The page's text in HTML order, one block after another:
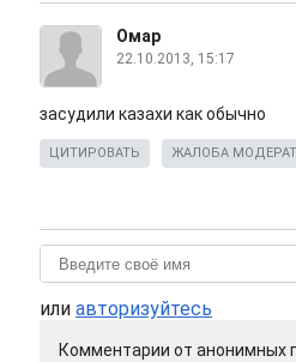
Омар
22.10.2013, 15:17
засудили казахи как обычно
ЦИТИРОВАТЬ ЖАЛОБА
или авторизуйтесь
Комментарии от анонимных